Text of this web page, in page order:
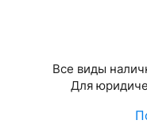
Все виды
Для